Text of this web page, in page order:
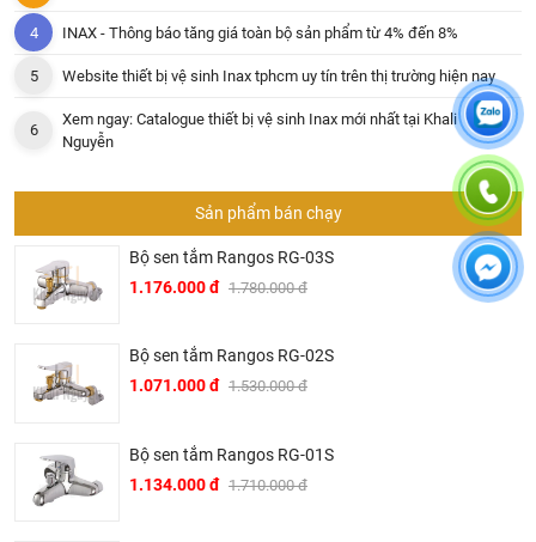
INAX - Thông báo tăng giá toàn bộ sản phẩm từ 4% đến 8%
Website thiết bị vệ sinh Inax tphcm uy tín trên thị trường hiện nay
Xem ngay: Catalogue thiết bị vệ sinh Inax mới nhất tại Khali
Nguyễn
Sản phẩm bán chạy
Bộ sen tắm Rangos RG-03S
1.176.000 đ 1.780.000 đ
Bộ sen tắm Rangos RG-02S
1.071.000 đ 1.530.000 đ
Bộ sen tắm Rangos RG-01S
1.134.000 đ 1.710.000 đ